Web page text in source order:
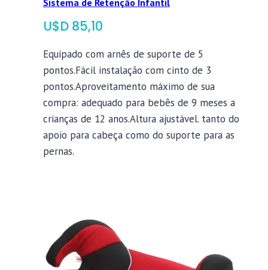
Sistema de Retenção Infantil
$ 85,10
Equipado com arnês de suporte de 5
pontos.Fácil instalação com cinto de 3
pontos.Aproveitamento máximo de sua
compra: adequado para bebês de 9 meses a
crianças de 12 anos.Altura ajustável. tanto do
apoio para cabeça como do suporte para as
pernas.